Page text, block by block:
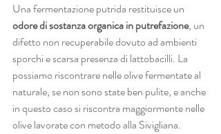
Una fermentazione putrida restituisce un
odore di sostanza organica in putrefazione, un
difetto non recuperabile dovuto ad ambienti
sporchi e scarsa presenza di lattobacilli. La
possiamo riscontrare nelle olive fermentate al
naturale, se non sono state ben pulite, e anche
in questo caso si riscontra maggiormente nelle
olive lavorate con metodo alla Sivigliana.